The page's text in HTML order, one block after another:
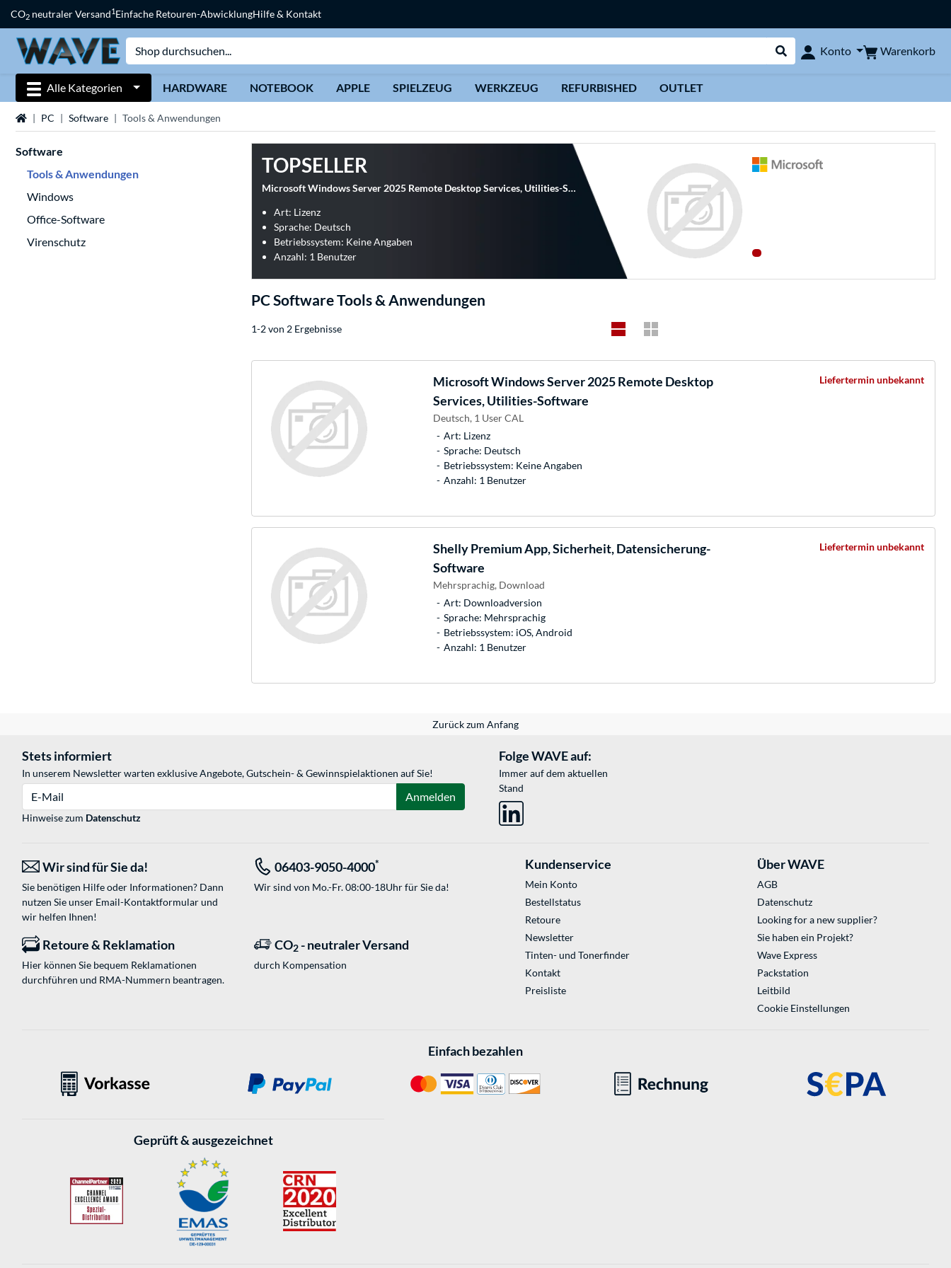
CO2 neutraler Versand1Einfache Retouren-AbwicklungHilfe & Kontakt
Suche durchführen
Konto Warenkorb
Alle Kategorien HARDWARE NOTEBOOK APPLE SPIELZEUG WERKZEUG REFURBISHED OUTLET
Startseite
PC Software Tools & Anwendungen
Software
Tools & Anwendungen
Windows
Office-Software
Virenschutz
TOPSELLER
Microsoft Windows Server 2025 Remote Desktop Services, Utilities-Software
Art: Lizenz
Sprache: Deutsch
Betriebssystem: Keine Angaben
Anzahl: 1 Benutzer
PC Software Tools & Anwendungen
1-2 von 2 Ergebnisse
MicrosoftWindows Server 2025 Remote Desktop
Services, Utilities-Software
Deutsch, 1 User CAL
Art: Lizenz
Sprache: Deutsch
Betriebssystem: Keine Angaben
Anzahl: 1 Benutzer
Liefertermin unbekannt
ShellyPremium App, Sicherheit, Datensicherung-
Software
Mehrsprachig, Download
Art: Downloadversion
Sprache: Mehrsprachig
Betriebssystem: iOS, Android
Anzahl: 1 Benutzer
Liefertermin unbekannt
Zurück zum Anfang
Stets informiert
In unserem Newsletter warten exklusive Angebote, Gutschein- & Gewinnspielaktionen auf Sie!
Anmelden
Hinweise zum Datenschutz
Folge WAVE auf:
Immer auf dem aktuellen
Stand
Wir sind für Sie da!
Sie benötigen Hilfe oder Informationen? Dann
nutzen Sie unser Email-Kontaktformularund
wir helfen Ihnen!
06403-9050-4000*
Wir sind von Mo.-Fr. 08:00-18Uhr für Sie da!
Retoure & Reklamation
Hier können Sie bequem Reklamationen
durchführen und RMA-Nummern beantragen.
CO2 - neutraler Versand
durch Kompensation
Kundenservice
Mein Konto
Bestellstatus
Retoure
Newsletter
Tinten- und Tonerfinder
Kontakt
Preisliste
Über WAVE
AGB
Datenschutz
Looking for a new supplier?
Sie haben ein Projekt?
Wave Express
Packstation
Leitbild
Cookie Einstellungen
Einfach bezahlen
Geprüft & ausgezeichnet